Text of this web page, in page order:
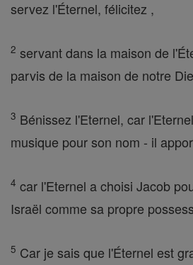
servez l'Éternel, félicitez ,
2 servant dans la maison de
parvis de la maison de notre
3 Bénissez l'Eternel, car
musique pour son nom - il
4 car l'Eternel a choisi Jacob
Israël comme sa propre
5 Car je sais que l'Éternel est